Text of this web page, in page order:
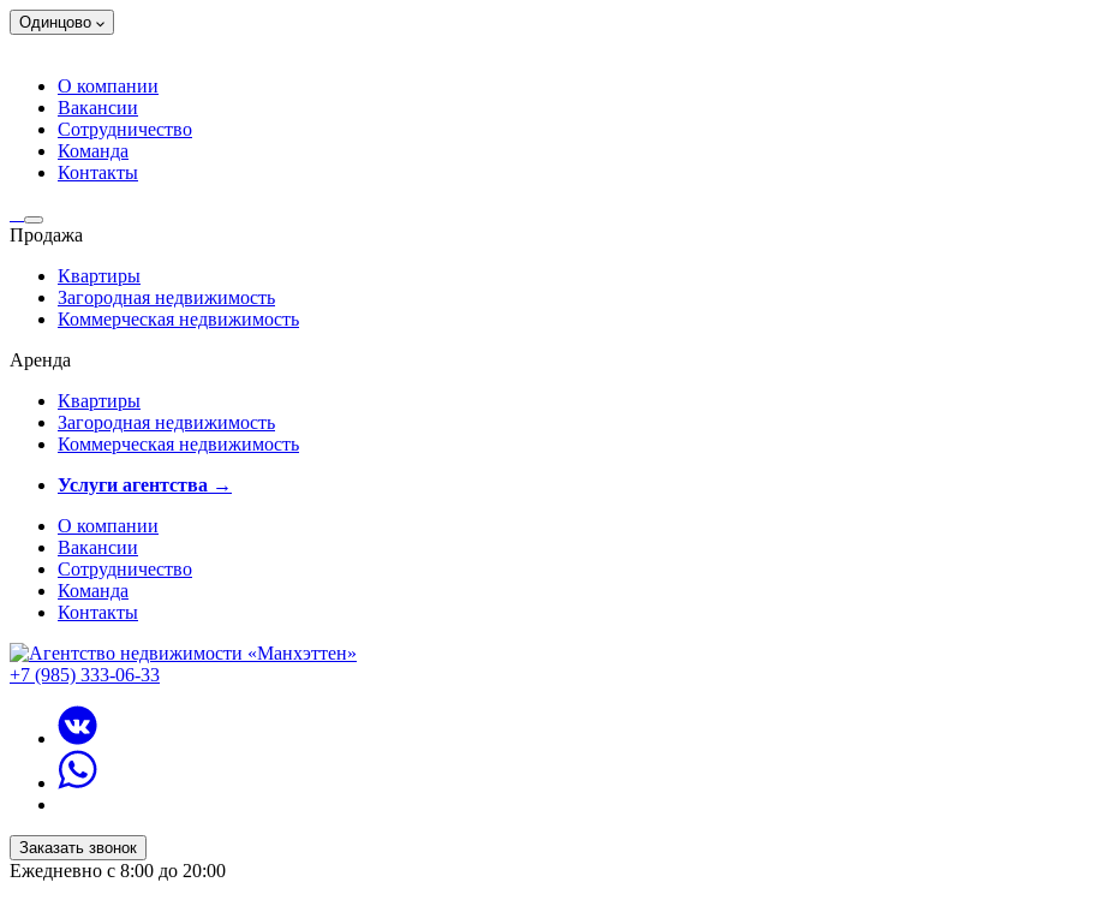
Одинцово
О компании
Вакансии
Сотрудничество
Команда
Контакты
Продажа
Квартиры
Загородная недвижимость
Коммерческая недвижимость
Аренда
Квартиры
Загородная недвижимость
Коммерческая недвижимость
Услуги агентства →
О компании
Вакансии
Сотрудничество
Команда
Контакты
+7 (985) 333-06-33
Заказать звонок
Ежедневно с 8:00 до 20:00